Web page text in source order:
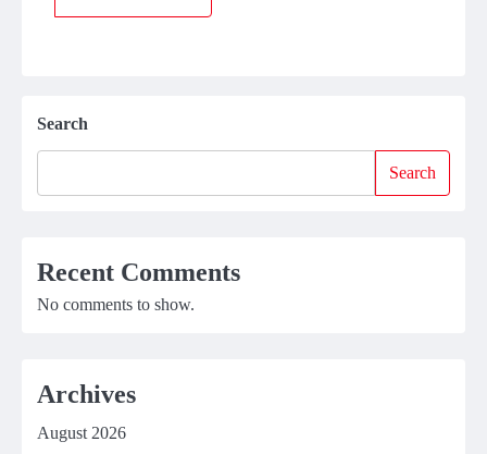
Search
Search
Recent Comments
No comments to show.
Archives
August 2026